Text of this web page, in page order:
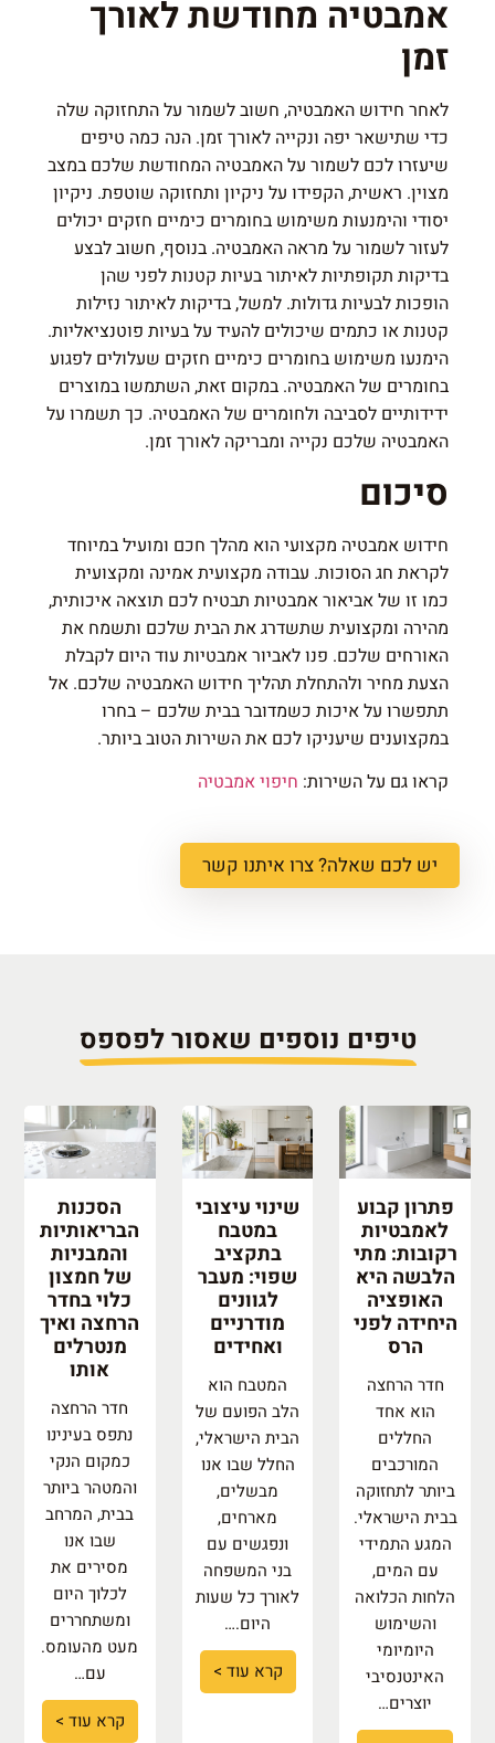
אמבטיה מחודשת לאורך
זמן
לאחר חידוש האמבטיה, חשוב לשמור על התחזוקה שלה
כדי שתישאר יפה ונקייה לאורך זמן. הנה כמה טיפים
שיעזרו לכם לשמור על האמבטיה המחודשת שלכם במצב
מצוין. ראשית, הקפידו על ניקיון ותחזוקה שוטפת. ניקיון
יסודי והימנעות משימוש בחומרים כימיים חזקים יכולים
לעזור לשמור על מראה האמבטיה. בנוסף, חשוב לבצע
בדיקות תקופתיות לאיתור בעיות קטנות לפני שהן
הופכות לבעיות גדולות. למשל, בדיקות לאיתור נזילות
קטנות או כתמים שיכולים להעיד על בעיות פוטנציאליות.
הימנעו משימוש בחומרים כימיים חזקים שעלולים לפגוע
בחומרים של האמבטיה. במקום זאת, השתמשו במוצרים
ידידותיים לסביבה ולחומרים של האמבטיה. כך תשמרו על
האמבטיה שלכם נקייה ומבריקה לאורך זמן.
סיכום
חידוש אמבטיה מקצועי הוא מהלך חכם ומועיל במיוחד
לקראת חג הסוכות. עבודה מקצועית אמינה ומקצועית
כמו זו של אביאור אמבטיות תבטיח לכם תוצאה איכותית,
מהירה ומקצועית שתשדרג את הבית שלכם ותשמח את
האורחים שלכם. פנו לאביור אמבטיות עוד היום לקבלת
הצעת מחיר ולהתחלת תהליך חידוש האמבטיה שלכם. אל
תתפשרו על איכות כשמדובר בבית שלכם – בחרו
במקצוענים שיעניקו לכם את השירות הטוב ביותר.
קראו גם על השירות: חיפוי אמבטיה
יש לכם שאלה? צרו איתנו קשר
טיפים נוספים שאסור לפספס
פתרון קבוע
לאמבטיות
רקובות: מתי
הלבשה היא
האופציה
היחידה לפני
הרס
חדר הרחצה
הוא אחד
החללים
המורכבים
ביותר לתחזוקה
בבית הישראלי.
המגע התמידי
עם המים,
הלחות הכלואה
והשימוש
היומיומי
האינטנסיבי
יוצרים…
שינוי עיצובי
במטבח
בתקציב
שפוי: מעבר
לגוונים
מודרניים
ואחידים
המטבח הוא
הלב הפועם של
הבית הישראלי,
החלל שבו אנו
מבשלים,
מארחים,
ונפגשים עם
בני המשפחה
לאורך כל שעות
היום.…
קרא עוד >
הסכנות
הבריאותיות
והמבניות
של חמצון
כלוי בחדר
הרחצה ואיך
מנטרלים
אותו
חדר הרחצה
נתפס בעינינו
כמקום הנקי
והמטהר ביותר
בבית, המרחב
שבו אנו
מסירים את
לכלוך היום
ומשתחררים
מעט מהעומס.
עם…
קרא עוד >